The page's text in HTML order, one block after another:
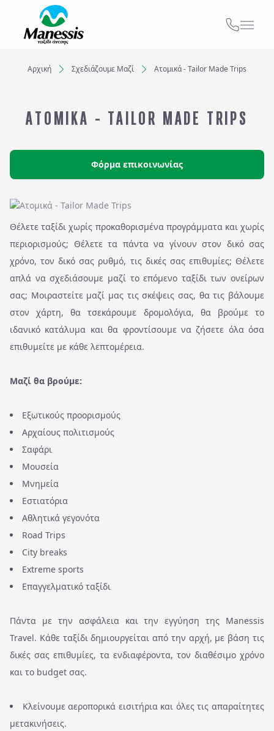
Προορισμός...
Αναζήτηση
ΑΤΟΜΙΚΑ - TAILOR MADE TRIPS
Αρχική Σχεδιάζουμε Μαζί Ατομικά - Tailor Made Trips
ΑΤΟΜΙΚΑ - TAILOR MADE TRIPS
Φόρμα επικοινωνίας
Θέλετε ταξίδι χωρίς προκαθορισμένα προγράμματα και χωρίς
περιορισμούς; Θέλετε τα πάντα να γίνουν στον δικό σας
χρόνο, τον δικό σας ρυθμό, τις δικές σας επιθυμίες; Θέλετε
απλά να σχεδιάσουμε μαζί το επόμενο ταξίδι των ονείρων
σας; Μοιραστείτε μαζί μας τις σκέψεις σας, θα τις βάλουμε
στον χάρτη, θα τσεκάρουμε δρομολόγια, θα βρούμε το
ιδανικό κατάλυμα και θα φροντίσουμε να ζήσετε όλα όσα
επιθυμείτε με κάθε λεπτομέρεια.
Μαζί θα βρούμε:
Εξωτικούς προορισμούς
Αρχαίους πολιτισμούς
Σαφάρι
Μουσεία
Μνημεία
Εστιατόρια
Αθλητικά γεγονότα
Road Trips
City breaks
Extreme sports
Επαγγελματικό ταξίδι
Πάντα με την ασφάλεια και την εγγύηση της Manessis
Travel. Κάθε ταξίδι δημιουργείται από την αρχή, με βάση τις
δικές σας επιθυμίες, τα ενδιαφέροντα, τον διαθέσιμο χρόνο
και το budget σας.
Κλείνουμε αεροπορικά εισιτήρια και όλες τις απαραίτητες
μετακινήσεις.